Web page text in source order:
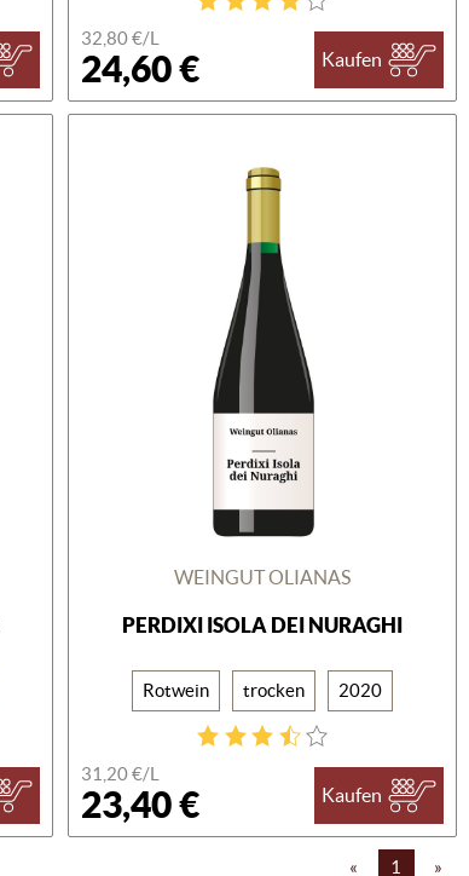
32,80 €/L
24,60 € Kaufen
WEINGUT OLIANAS
PERDIXI ISOLA DEI NURAGHI
Rotwein trocken 2020
31,20 €/L
23,40 € Kaufen
« 1 »